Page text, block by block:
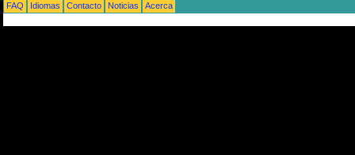
FAQ
Idiomas Contacto Noticias Acerca